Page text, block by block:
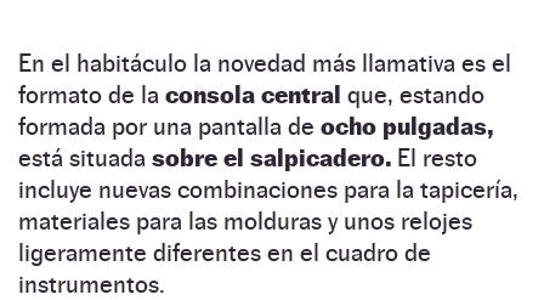
En el habitáculo la novedad más llamativa es el
formato de la consola central que, estando
formada por una pantalla de ocho pulgadas,
está situada sobre el salpicadero. El resto
incluye nuevas combinaciones para la tapicería,
materiales para las molduras y unos relojes
ligeramente diferentes en el cuadro de
instrumentos.